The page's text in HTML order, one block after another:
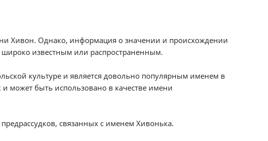
Хивон. Однако, информация о значении и происхождении
широко известным или распространенным.
культуре и является довольно популярным именем в
может быть использовано в качестве имени
связанных с именем Хивонька.